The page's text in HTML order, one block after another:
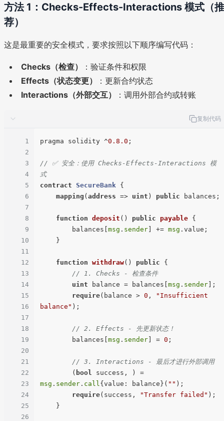
方法 1：Checks-Effects-Interactions 模式（推
荐）
这是最重要的安全模式，要求按照以下顺序编写代码：
Checks（检查）
：验证条件和权限
Effects（状态变更）
：更新合约状态
Interactions（外部交互）
：调用外部合约或转账
复制代码
1
2
3
4
5
6
7
8
9
10
11
12
13
14
15
16
17
18
19
20
21
22
23
24
25
26
pragma solidity ^0.8 .0 ;
// ✅ 安全：使用 Checks-Effects-Interactions 模
式
contract SecureBank
{
mapping ( address => uint ) public balances;
function deposit ( ) public payable {
        balances[
msg . sender ] += msg .value;
function withdraw( ) public
{
// 1. Checks - 检查条件
uint balance = balances[ msg . sender ];
require(balance > 0 ,
"Insufficient
balance" );
// 2. Effects - 先更新状态！
        balances[
msg . sender ] = 0 ;
// 3. Interactions - 最后才进行外部调用
        (
bool
msg . sender . call {value: balance}( "" );
require(success, "Transfer failed" );